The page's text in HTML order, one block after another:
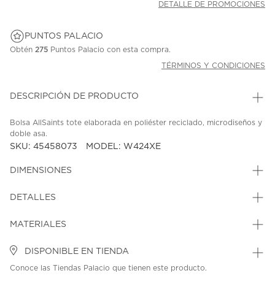
DETALLE DE PROMOCIONES
PUNTOS PALACIO
Obtén 275 Puntos Palacio con esta compra.
TÉRMINOS Y CONDICIONES
DESCRIPCIÓN DE PRODUCTO
Bolsa AllSaints tote elaborada en poliéster reciclado, microdiseños y
doble asa.
SKU: 45458073 MODEL: W424XE
DIMENSIONES
DETALLES
MATERIALES
DISPONIBLE EN TIENDA
Conoce las Tiendas Palacio que tienen este producto.